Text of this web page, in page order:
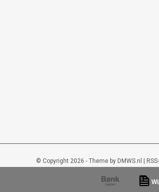
© Copyright 2026 - Theme by DMWS.nl |